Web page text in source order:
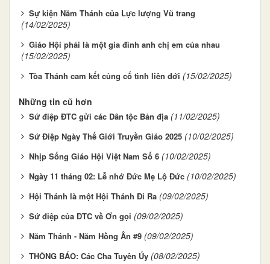
Sự kiện Năm Thánh của Lực lượng Vũ trang
(14/02/2025)
Giáo Hội phải là một gia đình anh chị em của nhau
(15/02/2025)
Tòa Thánh cam kết củng cố tình liên đới (15/02/2025)
Những tin cũ hơn
Sứ điệp ĐTC gửi các Dân tộc Bản địa (11/02/2025)
Sứ Điệp Ngày Thế Giới Truyền Giáo 2025 (10/02/2025)
Nhịp Sống Giáo Hội Việt Nam Số 6 (10/02/2025)
Ngày 11 tháng 02: Lễ nhớ Đức Mẹ Lộ Đức (10/02/2025)
Hội Thánh là một Hội Thánh Đi Ra (09/02/2025)
Sứ điệp của ĐTC về Ơn gọi (09/02/2025)
Năm Thánh - Năm Hồng Ân #9 (09/02/2025)
THÔNG BÁO: Các Cha Tuyên Úy (08/02/2025)